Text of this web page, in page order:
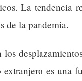
La tendencia
de la pandemia.
los
es una